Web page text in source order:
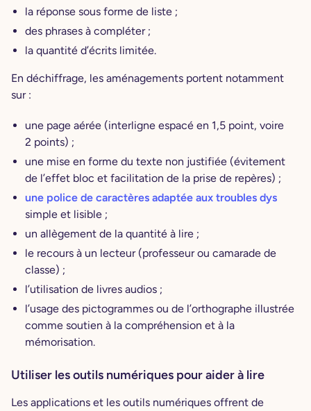
la réponse sous forme de liste ;
des phrases à compléter ;
la quantité d’écrits limitée.
En déchiffrage, les aménagements portent notamment
sur :
une page aérée (interligne espacé en 1,5 point, voire
2 points) ;
une mise en forme du texte non justifiée (évitement
de l’effet bloc et facilitation de la prise de repères) ;
une police de caractères adaptée aux troubles dys
simple et lisible ;
un allègement de la quantité à lire ;
le recours à un lecteur (professeur ou camarade de
classe) ;
l’utilisation de livres audios ;
l’usage des pictogrammes ou de l’orthographe illustrée
comme soutien à la compréhension et à la
mémorisation.
Utiliser les outils numériques pour aider à lire
Les applications et les outils numériques offrent de